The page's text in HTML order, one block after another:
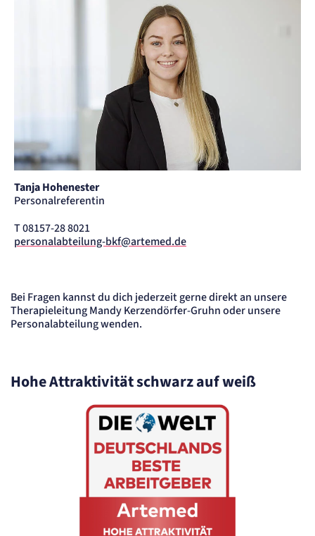
Tanja Hohenester
Personalreferentin
T 08157-28 8021
personalabteilung-bkf@artemed.de
Bei Fragen kannst du dich jederzeit gerne direkt an unsere
Therapieleitung Mandy Kerzendörfer-Gruhn oder unsere
Personalabteilung wenden.
Hohe Attraktivität schwarz auf weiß